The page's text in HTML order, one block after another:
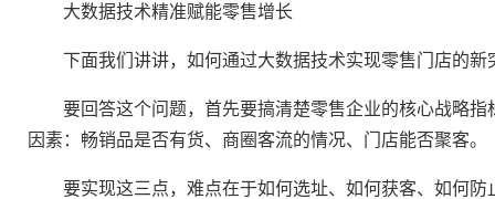
大数据技术精准赋能零售增长
下面我们讲讲，如何通过大数据技术实现零售门店的新
要回答这个问题，首先要搞清楚零售企业的核心战略指
因素：畅销品是否有货、商圈客流的情况、门店能否聚客。
要实现这三点，难点在于如何选址、如何获客、如何防